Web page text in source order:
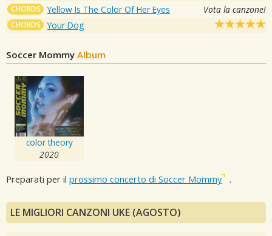
CHORDS Yellow Is The Color Of Her Eyes Vota la canzone!
CHORDS Your Dog
Soccer Mommy Album
color theory
2020
Preparati per il prossimo concerto di Soccer Mommy .
LE MIGLIORI CANZONI UKE (AGOSTO)